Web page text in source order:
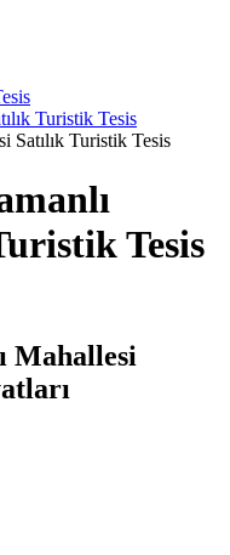
Turistik Tesis
Satılık Turistik Tesis
Tesis
Mahallesi